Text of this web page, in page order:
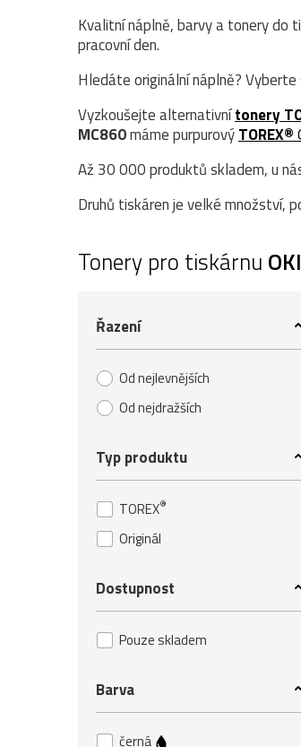
Kvalitní náplně, barvy a tonery do
pracovní den.
Hledáte originální náplně?
Vyzkoušejte alternativnítonery
MC860máme purpurovýTOREX®
Až 30 000 produktů skladem, u
Druhů tiskáren je velké množství,
Tonery pro tiskárnu
Řazení
Od nejlevnějších
Od nejdražších
Typ produktu
TOREX®
Originál
Dostupnost
Pouze skladem
Barva
černá